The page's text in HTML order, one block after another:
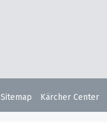
Sitemap Kärcher Center